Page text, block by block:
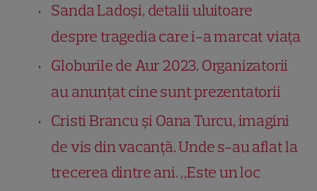
Sanda Ladoși, detalii uluitoare
despre tragedia care i-a marcat viața
Globurile de Aur 2023. Organizatorii
au anunțat cine sunt prezentatorii
Cristi Brancu și Oana Turcu, imagini
de vis din vacanță. Unde s-au aflat la
trecerea dintre ani. „Este un loc